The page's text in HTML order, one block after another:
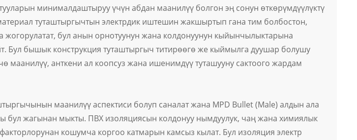
минималдаштыруу үчүн абдан маанилүү болгон эң сонун өткөрүмдүүлүктү
туташтыргычтын электрдик иштешин жакшыртып гана тим болбостон,
бул анын орнотуунун жана колдонуунун кыйынчылыктарына
Бул бышык конструкция туташтыргыч титирөөгө же кыймылга дуушар болушу
маанилүү, анткени ал коопсуз жана ишенимдүү туташууну сактоого жардам
маанилүү аспектиси болуп саналат жана MPD Bullet (Male) алдын ала
бул жагынан мыкты. ПВХ изоляциясын колдонуу нымдуулук, чаң жана химиялык
кошумча коргоо катмарын камсыз кылат. Бул изоляция электр